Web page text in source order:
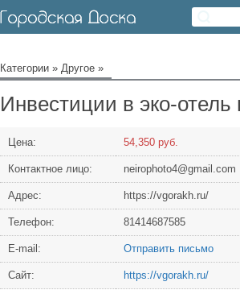
Категории » Другое »
Инвестиции в эко-
Цена: 54,350 руб.
Контактное лицо: neirophoto4@gmail.com
Адрес: https://vgorakh.ru/
Телефон: 81414687585
Е-mail: Отправить письмо
Сайт: https://vgorakh.ru/